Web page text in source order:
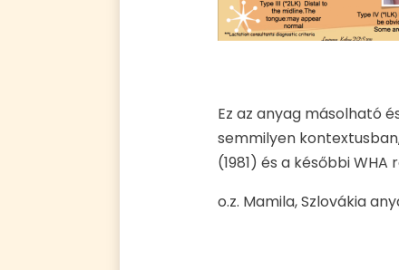
Ez az anyag másolható
semmilyen
(1981) és a későbbi
o.z. Mamila, Szlovákia